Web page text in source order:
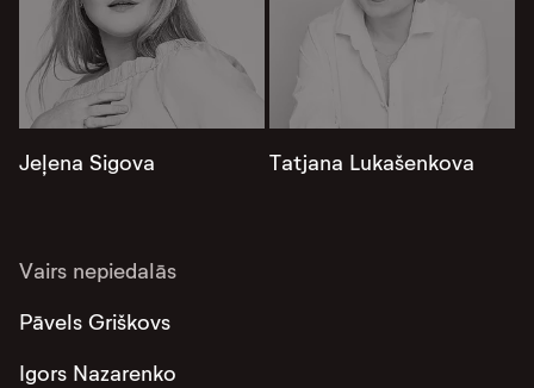
Jeļena Sigova Tatjana Lukašenkova
Vairs nepiedalās
Pāvels Griškovs
Igors Nazarenko